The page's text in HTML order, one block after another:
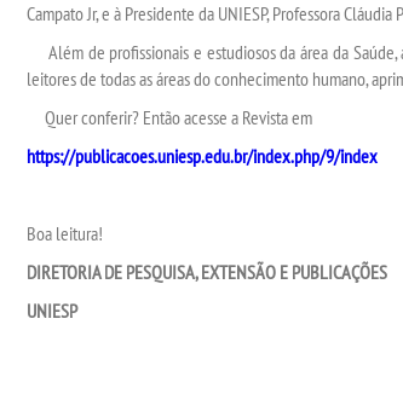
Campato Jr, e à Presidente da UNIESP, Professora
Além de profissionais e estudiosos da área da Saúde,
leitores de todas as áreas do conhecimento humano,
Quer conferir? Então acesse a Revista em
https://publicacoes.uniesp.edu.br/index.php/9/index
Boa leitura!
DIRETORIA DE PESQUISA, EXTENSÃO E PUBLICAÇÕES
UNIESP